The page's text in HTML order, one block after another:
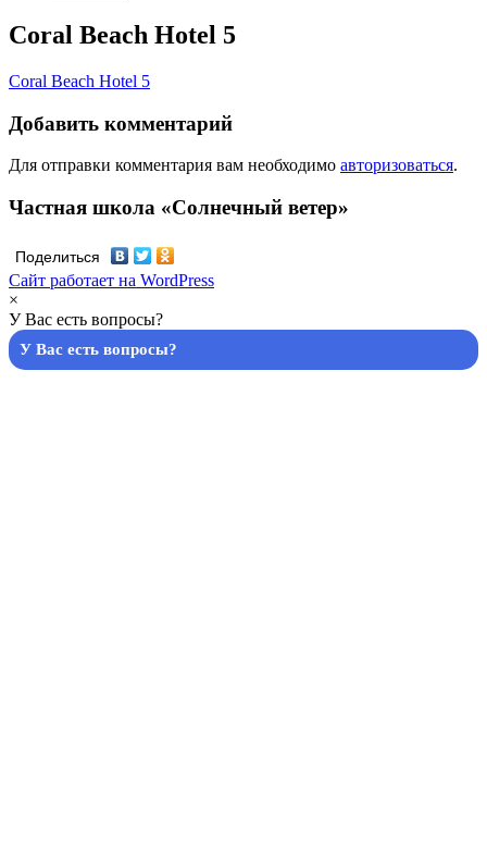
Coral Beach Hotel 5
Coral Beach Hotel 5
Добавить комментарий
Для отправки комментария вам необходимо авторизоваться.
Частная школа «Солнечный ветер»
Поделиться
Сайт работает на WordPress
×
У Вас есть вопросы?
У Вас есть вопросы?